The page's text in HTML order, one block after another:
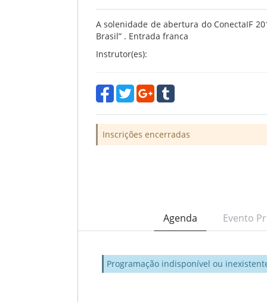
A solenidade de abertura do ConectaIF
Brasil” . Entrada franca
Instrutor(es):
Inscrições encerradas
Agenda Evento
Programação indisponível ou